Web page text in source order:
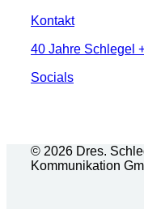
Kontakt
40 Jahre Schlegel
Socials
© 2026 Dres.
Kommunikation